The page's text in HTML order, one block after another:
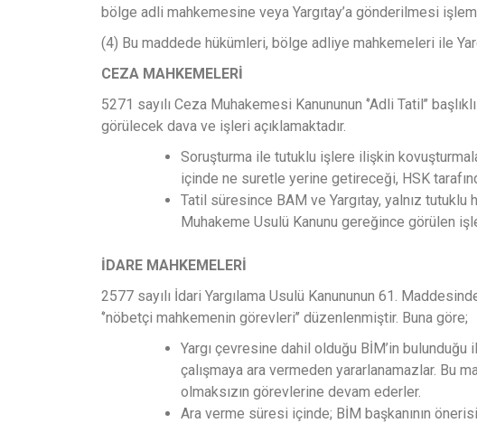
bölge adli mahkemesine veya Yargıtay’a gönderilmesi
(4) Bu maddede hükümleri, bölge adliye mahkemeleri ile
CEZA MAHKEMELERİ
5271 sayılı Ceza Muhakemesi Kanununun ‘’Adli Tatil’’
görülecek dava ve işleri açıklamaktadır.
Soruşturma ile tutuklu işlere ilişkin
içinde ne suretle yerine getireceği, HSK
Tatil süresince BAM ve Yargıtay, yalnız
Muhakeme Usulü Kanunu gereğince görülen
İDARE MAHKEMELERİ
2577 sayılı İdari Yargılama Usulü Kanununun 61.
‘’nöbetçi mahkemenin görevleri’’ düzenlenmiştir. Buna göre;
Yargı çevresine dahil olduğu BİM’in
çalışmaya ara vermeden yararlanamazlar. Bu
olmaksızın görevlerine devam ederler.
Ara verme süresi içinde; BİM başkanının